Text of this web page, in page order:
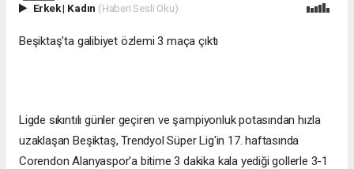
Erkek| Kadın (Haberi Sesli Oku)
Beşiktaş'ta galibiyet özlemi 3 maça çıktı
Ligde sıkıntılı günler geçiren ve şampiyonluk potasından hızla
uzaklaşan Beşiktaş, Trendyol Süper Lig'in 17. haftasında
Corendon Alanyaspor'a bitime 3 dakika kala yediği gollerle 3-1